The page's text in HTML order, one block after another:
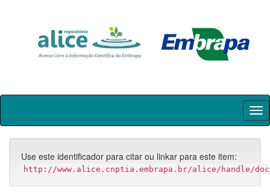
Skip
Use este identificador para citar ou linkar para este item:
http://www.alice.cnptia.embrapa.br/alice/handle/